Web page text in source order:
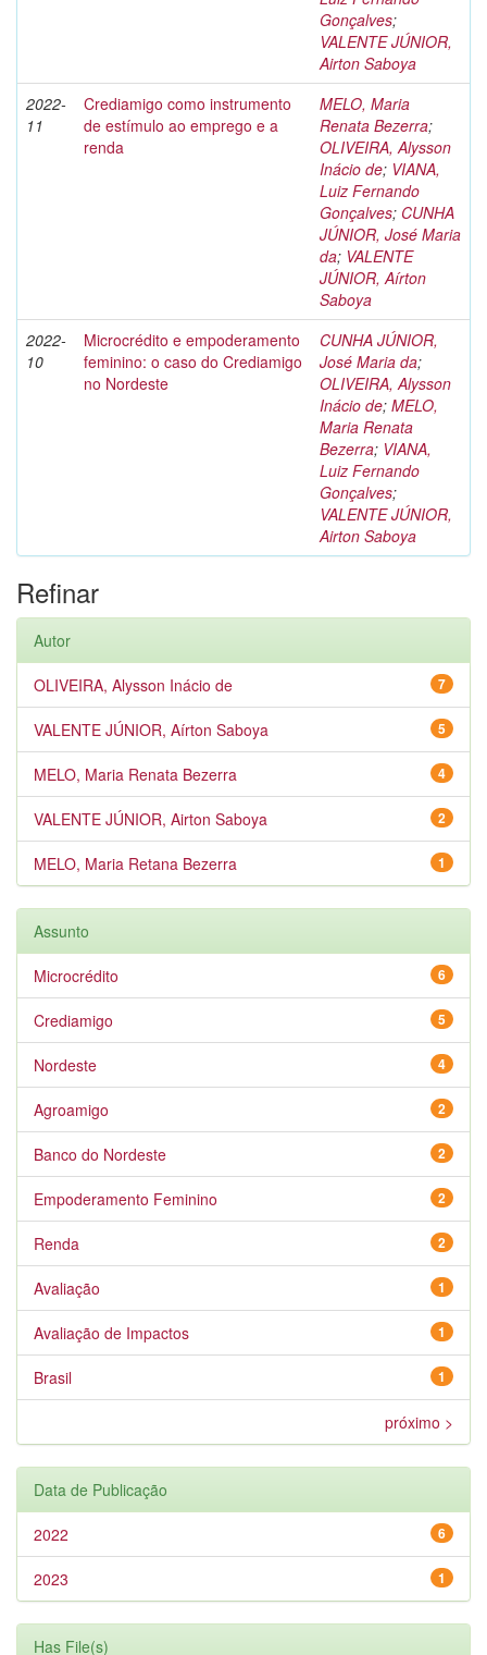
Gonçalves;
VALENTE JÚNIOR,
Airton Saboya
2022-
11
Crediamigo como instrumento
de estímulo ao emprego e a
renda
MELO, Maria
Renata Bezerra;
OLIVEIRA, Alysson
Inácio de; VIANA,
Luiz Fernando
Gonçalves; CUNHA
JÚNIOR, José Maria
da; VALENTE
JÚNIOR, Aírton
Saboya
2022-
10
Microcrédito e empoderamento
feminino: o caso do Crediamigo
no Nordeste
CUNHA JÚNIOR,
José Maria da;
OLIVEIRA, Alysson
Inácio de; MELO,
Maria Renata
Bezerra; VIANA,
Luiz Fernando
Gonçalves;
VALENTE JÚNIOR,
Airton Saboya
Refinar
Autor
7
OLIVEIRA, Alysson Inácio de
5
VALENTE JÚNIOR, Aírton Saboya
4
MELO, Maria Renata Bezerra
2
VALENTE JÚNIOR, Airton Saboya
1
MELO, Maria Retana Bezerra
Assunto
6
Microcrédito
5
Crediamigo
4
Nordeste
2
Agroamigo
2
Banco do Nordeste
2
Empoderamento Feminino
2
Renda
1
Avaliação
1
Avaliação de Impactos
1
Brasil
próximo >
Data de Publicação
6
2022
1
2023
Has File(s)